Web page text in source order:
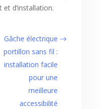
d’installation.
Gâche électrique
portillon sans fil :
installation facile
pour une
meilleure
accessibilité